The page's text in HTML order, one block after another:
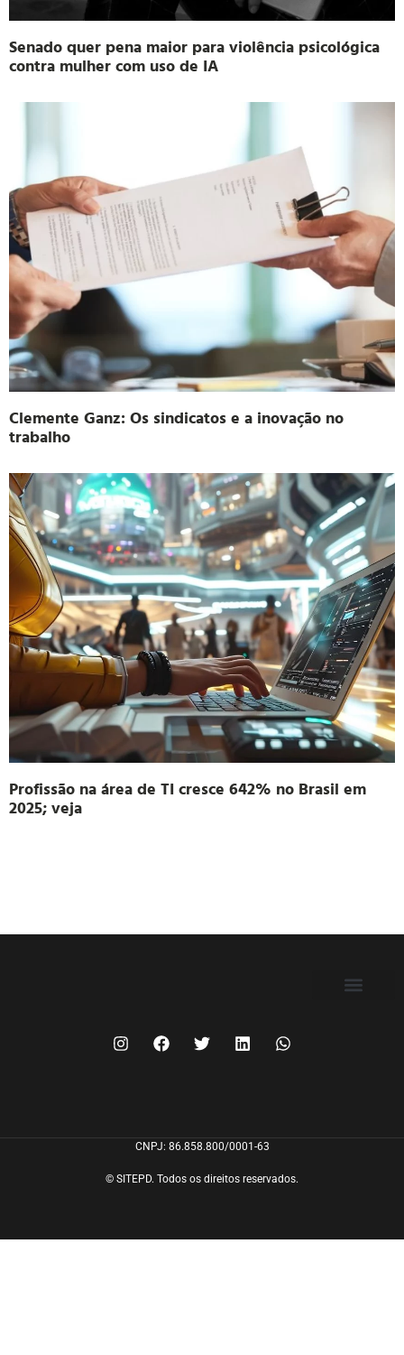
Senado quer pena maior para violência psicológica
contra mulher com uso de IA
Clemente Ganz: Os sindicatos e a inovação no
trabalho
Profissão na área de TI cresce 642% no Brasil em
2025; veja
CNPJ: 86.858.800/0001-63
© SITEPD. Todos os direitos reservados.